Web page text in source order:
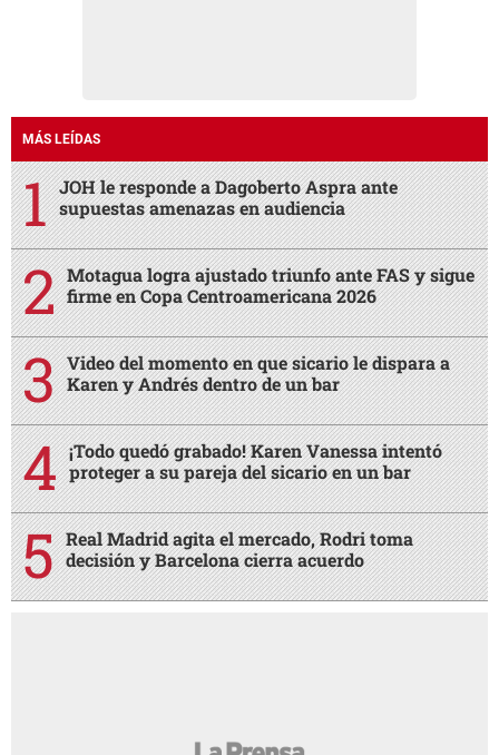
MÁS LEÍDAS
JOH le responde a Dagoberto Aspra ante
supuestas amenazas en audiencia
Motagua logra ajustado triunfo ante FAS y sigue
firme en Copa Centroamericana 2026
Video del momento en que sicario le dispara a
Karen y Andrés dentro de un bar
¡Todo quedó grabado! Karen Vanessa intentó
proteger a su pareja del sicario en un bar
Real Madrid agita el mercado, Rodri toma
decisión y Barcelona cierra acuerdo